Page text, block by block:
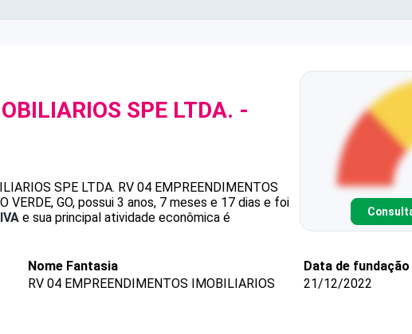
SPE LTDA. -
SPE LTDA. RV 04 EMPREENDIMENTOS
VERDE, GO, possui 3 anos, 7 meses e 17 dias e foi
e sua principal atividade econômica é
Nome Fantasia
RV 04 EMPREENDIMENTOS IMOBILIARIOS
Data de fundação
21/12/2022